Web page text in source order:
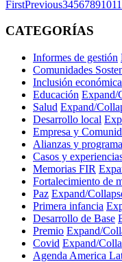
FirstPrevious34567891011
CATEGORÍAS
Informes de gestión
Comunidades
Inclusión económica
Educación Expand/
Salud Expand/
Desarrollo local
Empresa y
Alianzas y
Casos y
Memorias FIR
Fortalecimiento de
Paz Expand/
Primera infancia
Desarrollo de Base
Premio Expand/
Covid Expand/
Agenda America